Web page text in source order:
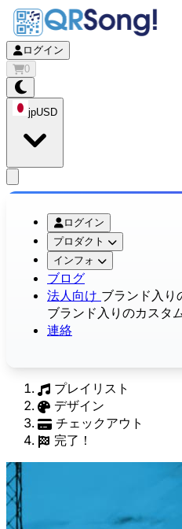
ログイン
0
jpUSD
ログイン
プロダクト
インフォ
ブログ
法人向け ブランド入り
ブランド入りのカスタ
連絡
プレイリスト
デザイン
チェックアウト
完了！